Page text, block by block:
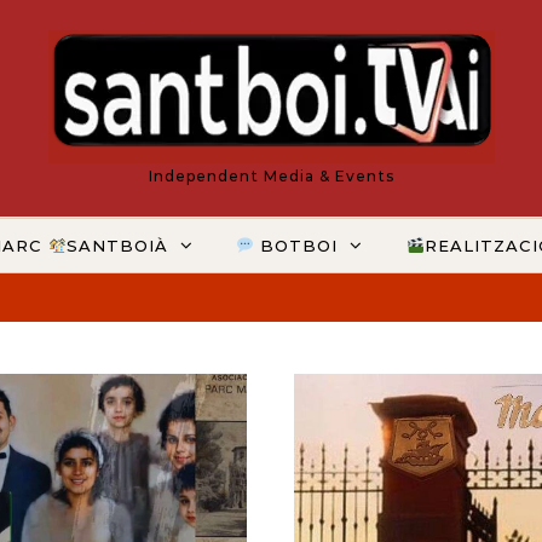
Independent Media & Events
SANTBOIÀ BOTBOI